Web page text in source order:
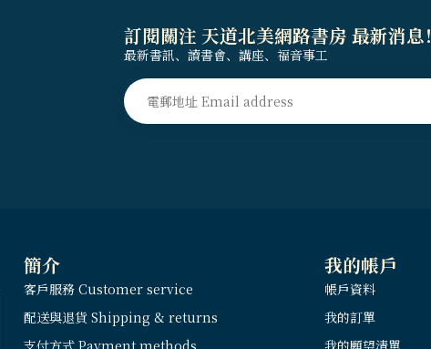
訂閱關注 天道北美網路書房 最新消息！
最新書訊、讀書會、講座、福音事工
簡介
客戶服務 Customer service
配送與退貨 Shipping & returns
支付方式 Payment methods
我的帳戶
帳戶資料
我的訂單
我的願望清單